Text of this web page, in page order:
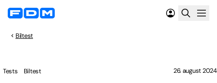
Biltest
Tests Biltest 26. august 2024